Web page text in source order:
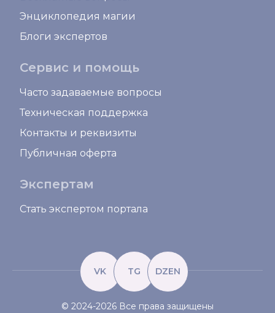
Энциклопедия магии
Блоги экспертов
Сервис и помощь
Часто задаваемые вопросы
Техническая поддержка
Контакты и реквизиты
Публичная оферта
Экспертам
Стать экспертом портала
VK TG DZEN
© 2024-2026 Все права защищены